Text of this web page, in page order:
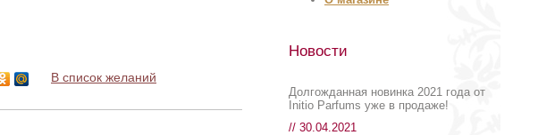
В список желаний
Новости
Долгожданная новинка 2021 года от
Initio Parfums уже в продаже!
// 30.04.2021